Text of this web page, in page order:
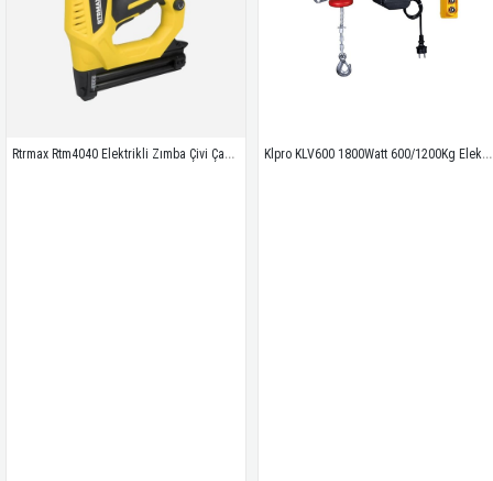
Rtrmax Rtm4040 Elektrikli Zımba Çivi Çakma Tabancası 15- 32mm Klpro KLV600 1800Watt 600/1200Kg Elektrikli Vinç